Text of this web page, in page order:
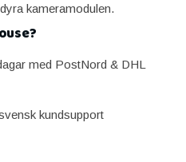
kameramodulen.
med PostNord & DHL
kundsupport